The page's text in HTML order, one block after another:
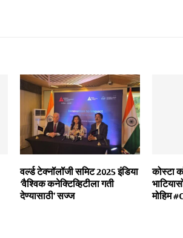
वर्ल्ड टेक्नॉलॉजी समिट 2025 इंडिया
‘वैश्विक कनेक्टिव्हिटीला गती
देण्यासाठी’ सज्ज
कोस्‍टा
मोहिम